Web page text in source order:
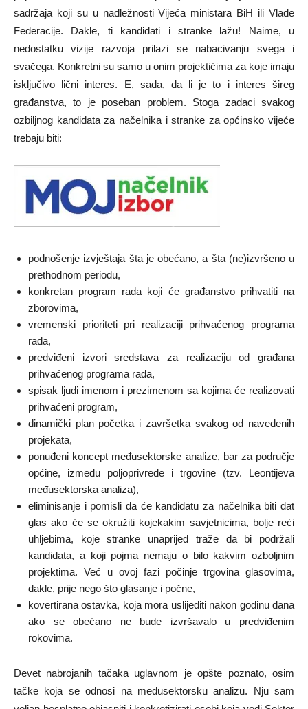
sadržaja koji su u nadležnosti Vijeća ministara BiH ili Vlade
Federacije. Dakle, ti kandidati i stranke lažu! Naime, u
nedostatku vizije razvoja prilazi se nabacivanju svega i
svačega. Konkretni su samo u onim projektićima za koje imaju
isključivo lični interes. E, sada, da li je to i interes šireg
građanstva, to je poseban problem. Stoga zadaci svakog
ozbiljnog kandidata za načelnika i stranke za općinsko vijeće
trebaju biti:
podnošenje izvještaja šta je obećano, a šta (ne)izvršeno u
prethodnom periodu,
konkretan program rada koji će građanstvo prihvatiti na
zborovima,
vremenski prioriteti pri realizaciji prihvaćenog programa
rada,
predviđeni izvori sredstava za realizaciju od građana
prihvaćenog programa rada,
spisak ljudi imenom i prezimenom sa kojima će realizovati
prihvaćeni program,
dinamički plan početka i završetka svakog od navedenih
projekata,
ponuđeni koncept međusektorske analize, bar za područje
općine, između poljoprivrede i trgovine (tzv. Leontijeva
međusektorska analiza),
eliminisanje i pomisli da će kandidatu za načelnika biti dat
glas ako će se okružiti kojekakim savjetnicima, bolje reći
uhljebima, koje stranke unaprijed traže da bi podržali
kandidata, a koji pojma nemaju o bilo kakvim ozboljnim
projektima. Već u ovoj fazi počinje trgovina glasovima,
dakle, prije nego što glasanje i počne,
kovertirana ostavka, koja mora uslijediti nakon godinu dana
ako se obećano ne bude izvršavalo u predviđenim
rokovima.
Devet nabrojanih tačaka uglavnom je opšte poznato, osim
tačke koja se odnosi na međusektorsku analizu. Nju sam